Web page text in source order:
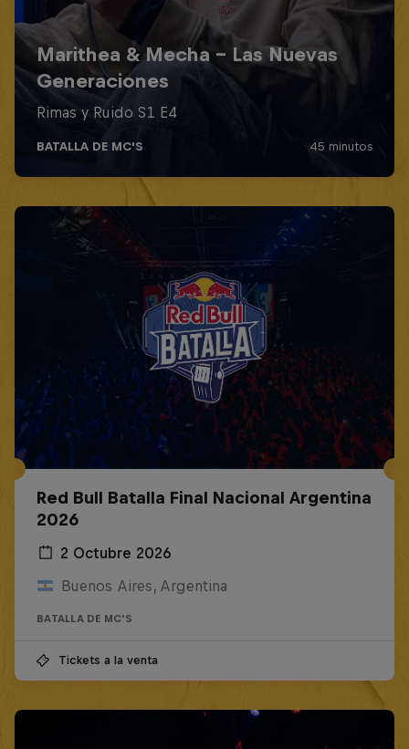
Red Bull Batalla Final Nacional Argentina
2026
2 Octubre 2026
Buenos Aires, Argentina
BATALLA DE MC'S
Tickets a la venta